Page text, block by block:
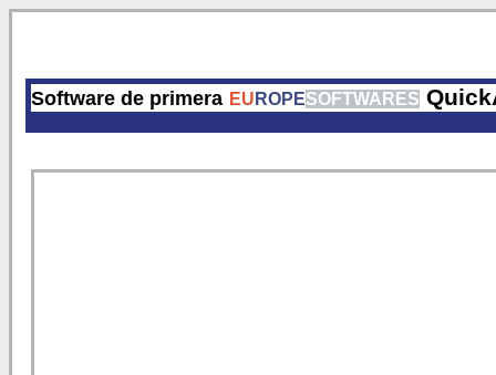
Software de primera EU ROPESOFTWARES